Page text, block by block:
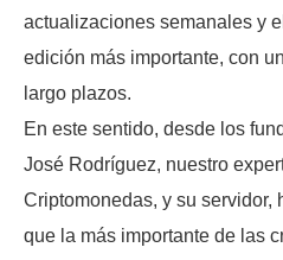
actualizaciones semanales y
edición más importante, con
largo plazos.
En este sentido, desde los
José Rodríguez, nuestro
Criptomonedas, y su servidor,
que la más importante de las